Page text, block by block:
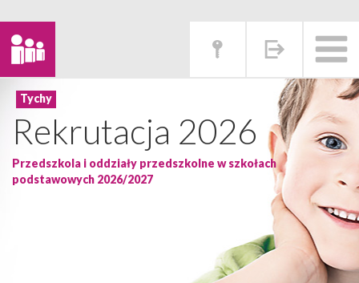
Rekrutacja 2026
Przedszkola i oddziały przedszkolne w szkołach
podstawowych 2026/2027